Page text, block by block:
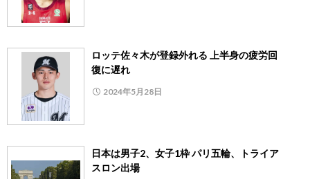
ロッテ佐々木が登録外れる 上半身の疲労回
復に遅れ
2024年5月28日
日本は男子2、女子1枠 パリ五輪、トライア
スロン出場